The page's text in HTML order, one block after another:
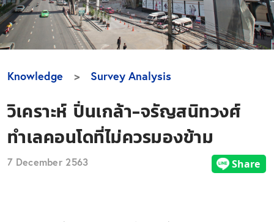
Knowledge Survey Analysis
วิเคราะห์ ปิ่นเกล้า-จรัญสนิทวงศ์
ทำเลคอนโดที่ไม่ควรมองข้าม
7 December 2563